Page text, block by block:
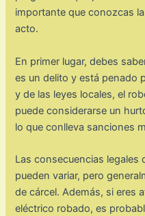
importante que conozcas
acto.
En primer lugar, debes
es un delito y está penado
y de las leyes locales, el
puede considerarse un
lo que conlleva sanciones
Las consecuencias legales
pueden variar, pero
de cárcel. Además, si eres
eléctrico robado, es